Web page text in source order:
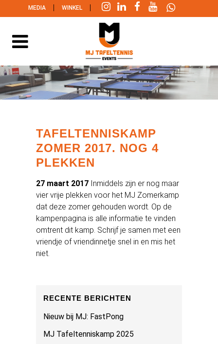
MEDIA | WINKEL |
TAFELTENNISKAMP
ZOMER 2017. NOG 4
PLEKKEN
27 maart 2017 Inmiddels zijn er nog maar
vier vrije plekken voor het MJ Zomerkamp
dat deze zomer gehouden wordt. Op de
kampenpagina is alle informatie te vinden
omtrent dit kamp. Schrijf je samen met een
vriendje of vriendinnetje snel in en mis het
niet.
RECENTE BERICHTEN
Nieuw bij MJ: FastPong
MJ Tafeltenniskamp 2025